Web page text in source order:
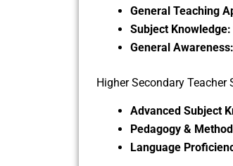
General Teaching
Subject Knowledge:
General Awareness:
Higher Secondary Teacher
Advanced Subject
Pedagogy &
Language